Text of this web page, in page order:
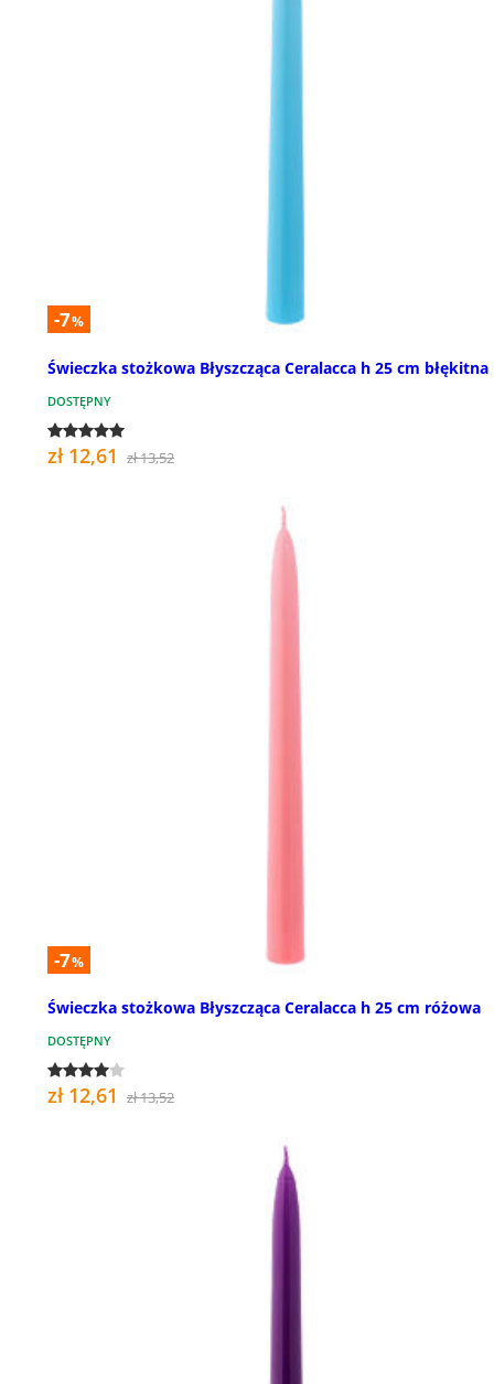
-7%
Świeczka stożkowa Błyszcząca Ceralacca h 25 cm błękitna
DOSTĘPNY
zł 12,61 zł 13,52
-7%
Świeczka stożkowa Błyszcząca Ceralacca h 25 cm różowa
DOSTĘPNY
zł 12,61 zł 13,52